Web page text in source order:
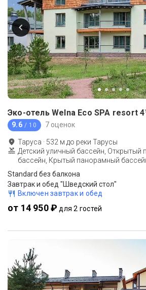
Эко-отель Welna Eco SPA resort 4
9.6 / 10 7 оценок
Таруса · 532 м до реки Тарусы
Детский уличный бассейн, Открытый
бассейн, Крытый панорамный
Standard без балкона
Завтрак и обед "Шведский стол"
Включен завтрак и обед
от 14 950 ₽ для 2 гостей